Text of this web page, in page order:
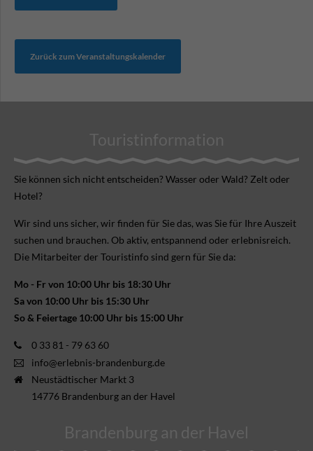
Zurück zum Veranstaltungskalender
Touristinformation
Sie können sich nicht ent­scheiden? Wasser oder Wald? Zelt oder
Hotel?
Wir sind uns sicher, wir finden für Sie das, was Sie für Ihre Aus­zeit
suchen und brauchen. Ob aktiv, ent­spannend oder erlebnis­reich.
Die Mitarbeiter der Touristinfo sind gern für Sie da:
Mo - Fr von 10:00 Uhr bis 18:30 Uhr
Sa von 10:00 Uhr bis 15:30 Uhr
So & Feiertage 10:00 Uhr bis 15:00 Uhr
0 33 81 - 79 63 60
info@erlebnis-brandenburg.de
Neustädtischer Markt 3
14776 Brandenburg an der Havel
Brandenburg an der Havel